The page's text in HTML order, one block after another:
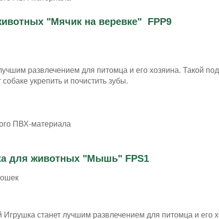
"Мячик на веревке" FPP9
развлечением для питомца и его хозяина. Такой
укрепить и почистить зубы.
ПВХ-материала
для животных "Мышь" FPS1
станет лучшим развлечением для питомца и его